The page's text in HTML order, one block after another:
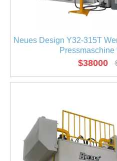
Neues Design Y32-315T
Pressmaschine
$38000